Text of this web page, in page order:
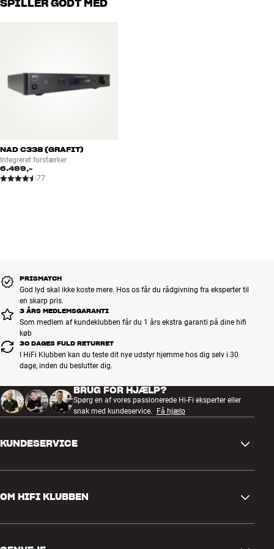
GRATIS MONTERING: Hvis du køber en ny pickup i HiFi Klubben,
monterer vi den gratis på din pladespiller. Vi kan også levere en
SPILLER GODT MED
NAD C338 (GRAFIT)
Integreret forstærker
6.499,-
77
PRISMATCH
God lyd skal ikke koste mere. Hos os får du rådgivning fra eksperter til
en skarp pris.
3 ÅRS MEDLEMSGARANTI
Som medlem af kundeklubben får du 1 års ekstra garanti på dine hifi
køb
30 DAGES FULD RETURRET
I HiFi Klubben kan du teste dit nye udstyr hjemme hos dig selv i 30
dage, inden du beslutter dig.
BRUG FOR HJÆLP?
Spørg en af vores passionerede Hi-Fi eksperter eller
snak med kundeservice.
Få hjælp
KUNDESERVICE
Retur og reklamation
OM HIFI KLUBBEN